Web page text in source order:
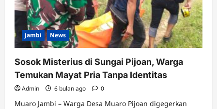
Jambi News
Sosok Misterius di Sungai Pijoan, Warga
Temukan Mayat Pria Tanpa Identitas
Admin 6 bulan ago 0
Muaro Jambi – Warga Desa Muaro Pijoan digegerkan